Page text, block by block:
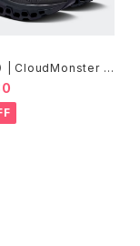
） | CloudMonster V
Black | Men